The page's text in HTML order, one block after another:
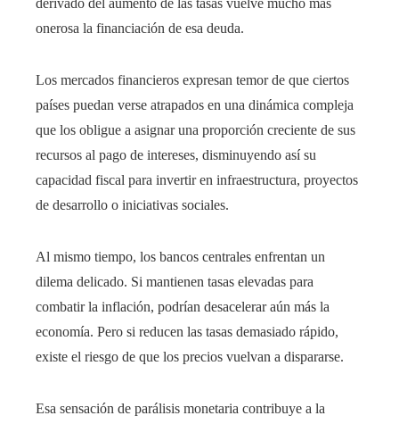
onerosa la financiación de esa deuda.
Los mercados financieros expresan temor de que ciertos
países puedan verse atrapados en una dinámica compleja
que los obligue a asignar una proporción creciente de sus
recursos al pago de intereses, disminuyendo así su
capacidad fiscal para invertir en infraestructura, proyectos
de desarrollo o iniciativas sociales.
Al mismo tiempo, los bancos centrales enfrentan un
dilema delicado. Si mantienen tasas elevadas para
combatir la inflación, podrían desacelerar aún más la
economía. Pero si reducen las tasas demasiado rápido,
existe el riesgo de que los precios vuelvan a dispararse.
Esa sensación de parálisis monetaria contribuye a la